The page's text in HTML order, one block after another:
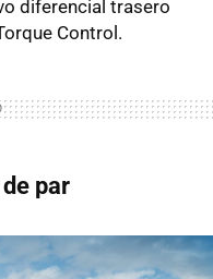
diferencial trasero
Control.
par